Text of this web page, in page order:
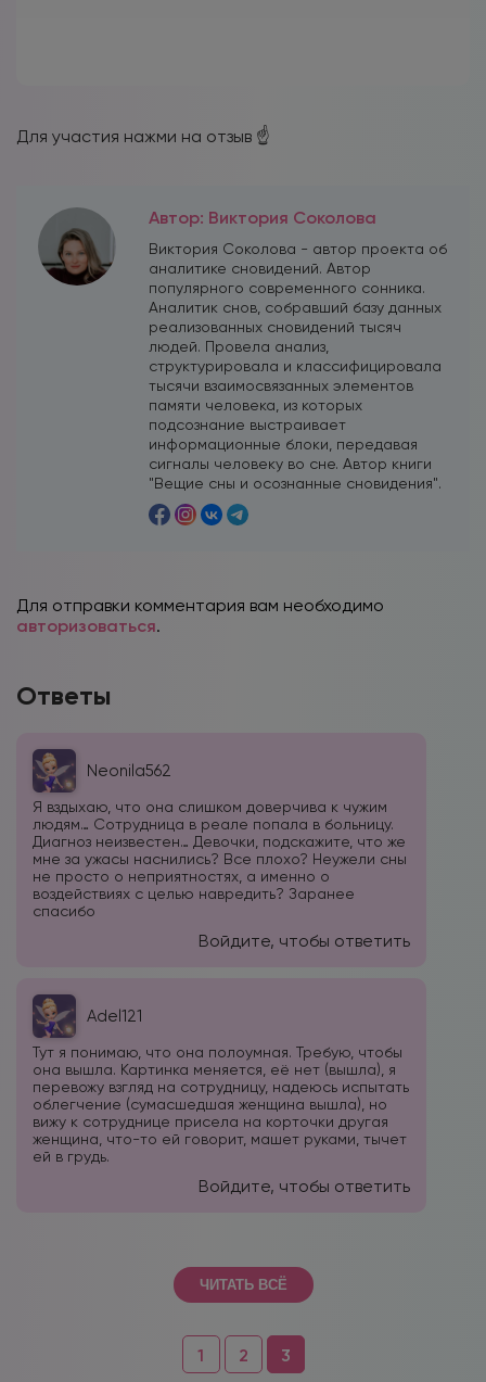
Для участия нажми на отзыв ☝️
Автор: Виктория Соколова
Виктория Соколова - автор проекта об
аналитике сновидений. Автор
популярного современного сонника.
Аналитик снов, собравший базу данных
реализованных сновидений тысяч
людей. Провела анализ,
структурировала и классифицировала
тысячи взаимосвязанных элементов
памяти человека, из которых
подсознание выстраивает
информационные блоки, передавая
сигналы человеку во сне. Автор книги
"Вещие сны и осознанные сновидения".
Для отправки комментария вам необходимо
авторизоваться.
Ответы
Neonila562
Я вздыхаю, что она слишком доверчива к чужим
людям… Сотрудница в реале попала в больницу.
Диагноз неизвестен… Девочки, подскажите, что же
мне за ужасы наснились? Все плохо? Неужели сны
не просто о неприятностях, а именно о
воздействиях с целью навредить? Заранее
спасибо
Войдите, чтобы ответить
Adel121
Тут я понимаю, что она полоумная. Требую, чтобы
она вышла. Картинка меняется, её нет (вышла), я
перевожу взгляд на сотрудницу, надеюсь испытать
облегчение (сумасшедшая женщина вышла), но
вижу к сотруднице присела на корточки другая
женщина, что-то ей говорит, машет руками, тычет
ей в грудь.
Войдите, чтобы ответить
ЧИТАТЬ ВСЁ
1 2 3